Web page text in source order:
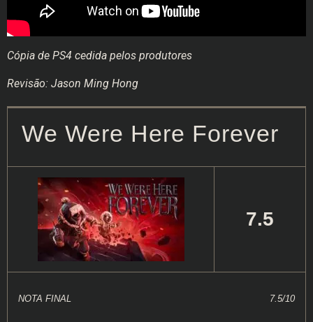
Cópia de PS4 cedida pelos produtores
Revisão: Jason Ming Hong
We Were Here Forever
7.5
NOTA FINAL 7.5/10